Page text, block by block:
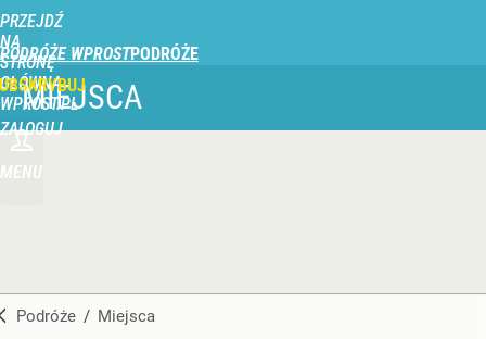
PRZEJDŹ
NA
STRONĘ
GŁÓWNĄ
WPROST.PL
PODRÓŻE WPROST
ZALOGUJ
MENU
MIEJSCA
Podróże / Miejsca